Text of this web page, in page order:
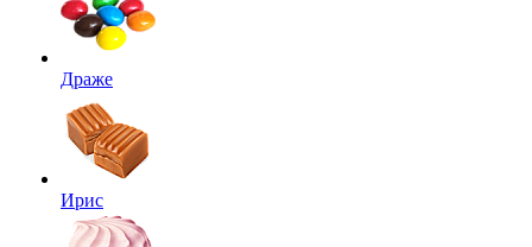
Драже
Ирис